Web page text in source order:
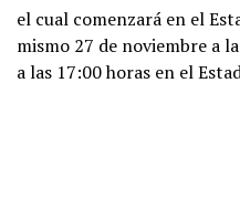
el cual comenzará en el
mismo 27 de noviembre a
a las 17:00 horas en el